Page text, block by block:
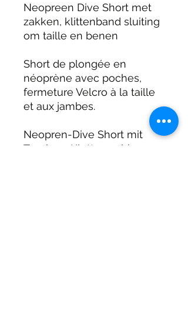
Neopreen Dive Short met
zakken, klittenband sluiting
om taille en benen
Short de plongée en
néoprène avec poches,
fermeture Velcro à la taille
et aux jambes.
Neopren-Dive Short mit
Taschen, Klettverschluss an